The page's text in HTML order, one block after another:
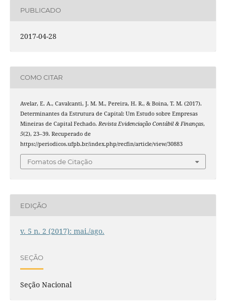
PUBLICADO
2017-04-28
COMO CITAR
Avelar, E. A., Cavalcanti, J. M. M., Pereira, H. R., & Boina, T. M. (2017).
Determinantes da Estrutura de Capital: Um Estudo sobre Empresas
Mineiras de Capital Fechado. Revista Evidenciação Contábil & Finanças,
5(2), 23–39. Recuperado de
https://periodicos.ufpb.br/index.php/recfin/article/view/30883
Fomatos de Citação
EDIÇÃO
v. 5 n. 2 (2017): mai./ago.
SEÇÃO
Seção Nacional